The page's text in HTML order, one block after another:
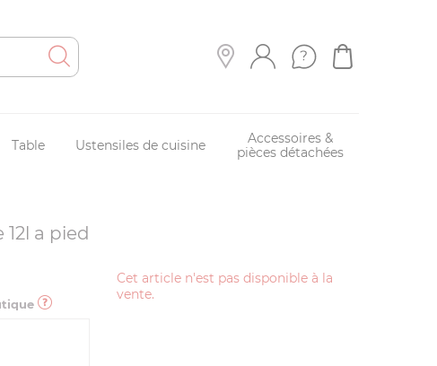
Table Ustensiles de cuisine
Accessoires &
pièces détachées
a pied
Cet article n'est pas disponible à la
vente.